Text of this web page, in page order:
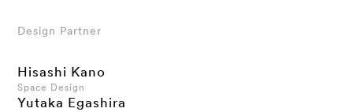
Design Partner
Hisashi Kano
Space Design
Yutaka Egashira